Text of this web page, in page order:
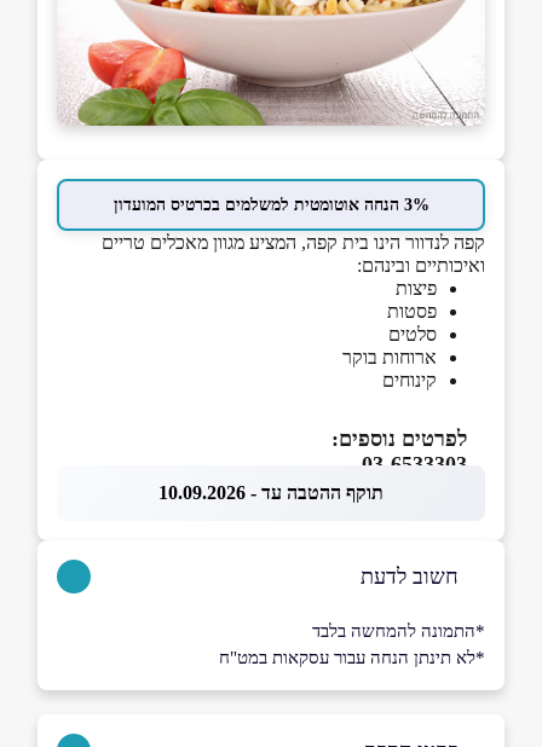
3% הנחה אוטומטית למשלמים בכרטיס המועדון
קפה לנדוור הינו בית קפה, המציע מגוון מאכלים טריים
ואיכותיים ובינהם:
פיצות
פסטות
סלטים
ארוחות בוקר
קינוחים
לפרטים נוספים:
תוקף ההטבה עד - 10.09.2026
חשוב לדעת
*התמונה להמחשה בלבד
*לא תינתן הנחה עבור עסקאות במט"ח